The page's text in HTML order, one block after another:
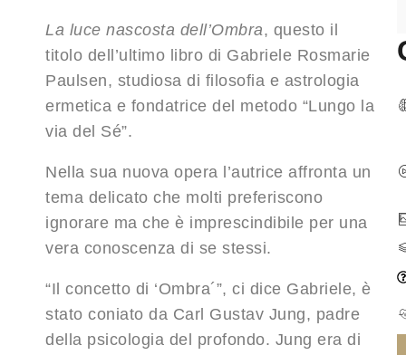
La luce nascosta dell’Ombra, questo il
titolo dell’ultimo libro di Gabriele Rosmarie
Paulsen, studiosa di filosofia e astrologia
ermetica e fondatrice del metodo “Lungo la
via del Sé”.
Nella sua nuova opera l’autrice affronta un
tema delicato che molti preferiscono
ignorare ma che è imprescindibile per una
vera conoscenza di se stessi.
“Il concetto di ‘Ombra´”, ci dice Gabriele, è
stato coniato da Carl Gustav Jung, padre
della psicologia del profondo. Jung era di